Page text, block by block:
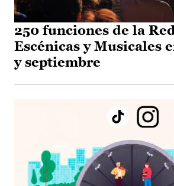
250 funciones de la
Escénicas y Musicales
y septiembre